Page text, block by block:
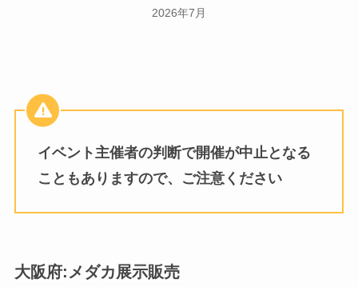
2026年7月
イベント主催者の判断で開催が中止となる
こともありますので、ご注意ください
大阪府:メダカ展示販売